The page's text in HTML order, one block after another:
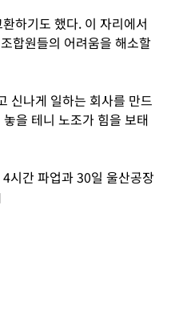
하기도 했다. 이 자리에서
합원들의 어려움을 해소할
신나게 일하는 회사를 만드
을 테니 노조가 힘을 보태
시간 파업과 30일 울산공장